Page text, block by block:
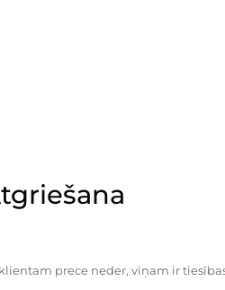
prece neder, viņam ir